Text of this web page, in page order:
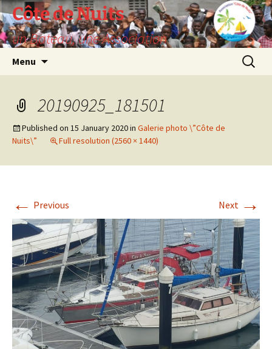
Skip
to
content
Côte de Nuits
un Bateau, une Association
Menu
Search
for:
20190925_181501
Published on 15 January 2020in Galerie photo \”Côte de
Nuits\”
Full resolution (2560 × 1440)
← Previous Next →